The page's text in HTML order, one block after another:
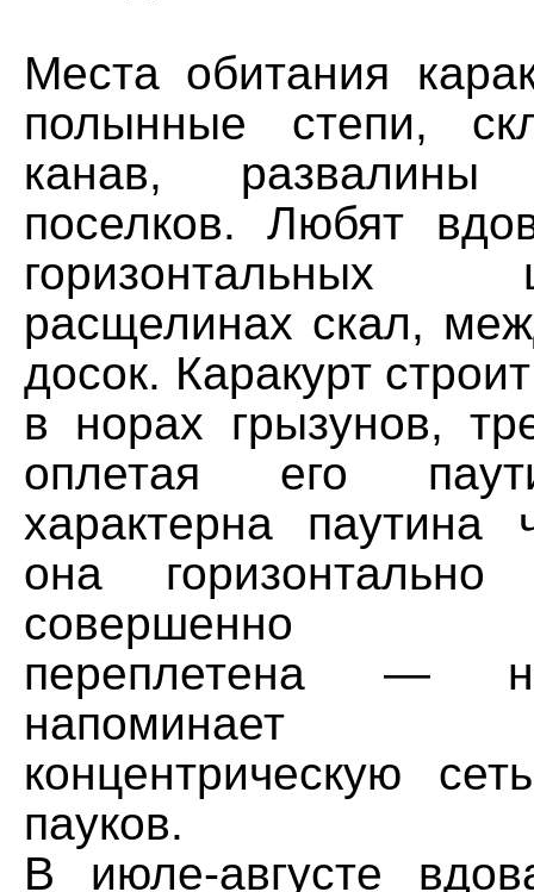
Места обитания
полынные степи,
канав, развалины
поселков. Любят
расщелинах скал,
досок. Каракурт
в норах грызунов,
оплетая его
характерна паутина
она
совершенно
переплетена —
напоминает
концентрическую
пауков.
В июле-августе